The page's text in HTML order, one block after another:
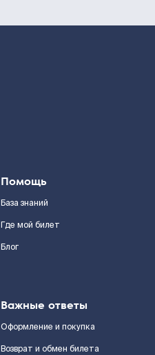
Помощь
База знаний
Где мой билет
Блог
Важные ответы
Оформление и покупка
Возврат и обмен билета